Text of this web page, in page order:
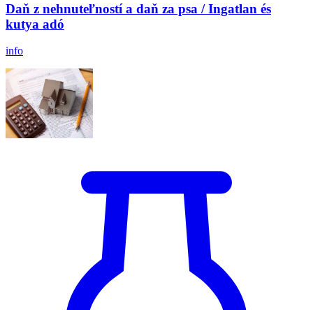
Daň z nehnuteľností a daň za psa / Ingatlan és
kutya adó
info